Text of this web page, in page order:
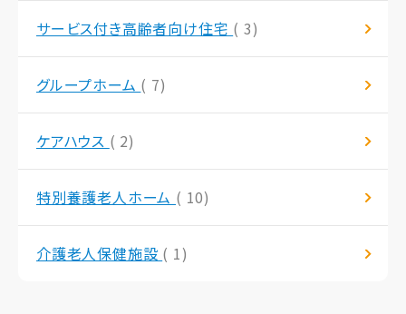
サービス付き高齢者向け住宅 ( 3)
グループホーム ( 7)
ケアハウス ( 2)
特別養護老人ホーム ( 10)
介護老人保健施設 ( 1)